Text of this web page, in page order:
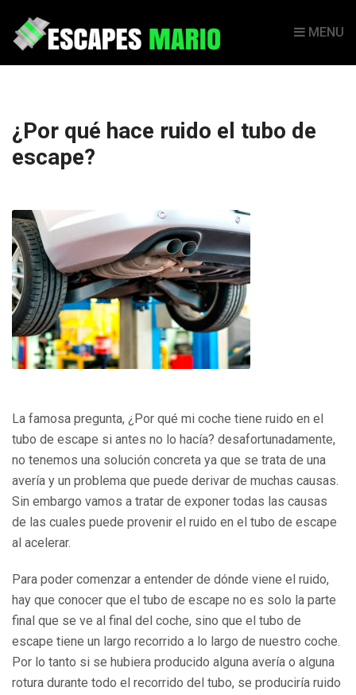
MENU
¿Por qué hace ruido el tubo de
escape?
La famosa pregunta, ¿Por qué mi coche tiene ruido en el
tubo de escape si antes no lo hacía? desafortunadamente,
no tenemos una solución concreta ya que se trata de una
avería y un problema que puede derivar de muchas causas.
Sin embargo vamos a tratar de exponer todas las causas
de las cuales puede provenir el ruido en el tubo de escape
al acelerar.
Para poder comenzar a entender de dónde viene el ruido,
hay que conocer que el tubo de escape no es solo la parte
final que se ve al final del coche, sino que el tubo de
escape tiene un largo recorrido a lo largo de nuestro coche.
Por lo tanto si se hubiera producido alguna avería o alguna
rotura durante todo el recorrido del tubo, se produciría ruido